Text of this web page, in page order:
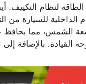
لنظام التكييف.
الداخلية للسيارة من
الشمس، مما يحافظ
القيادة. بالإضافة